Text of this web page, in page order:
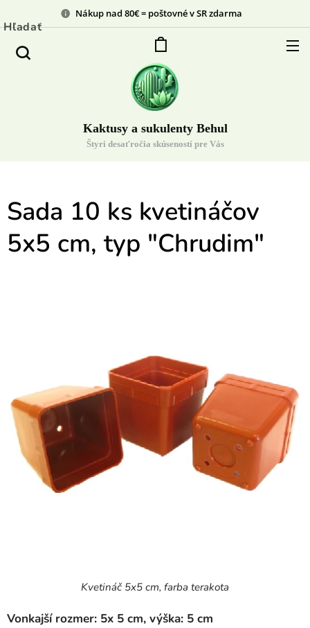
Nákup nad 80€ = poštovné v SR zdarma
Kaktusy a sukulenty Behul
Štyri desaťročia skúseností pre Vás
Hľadať
Sada 10 ks kvetináčov
5x5 cm, typ "Chrudim"
Kvetináč 5x5 cm, farba terakota
Vonkajší rozmer: 5x 5 cm, výška: 5 cm